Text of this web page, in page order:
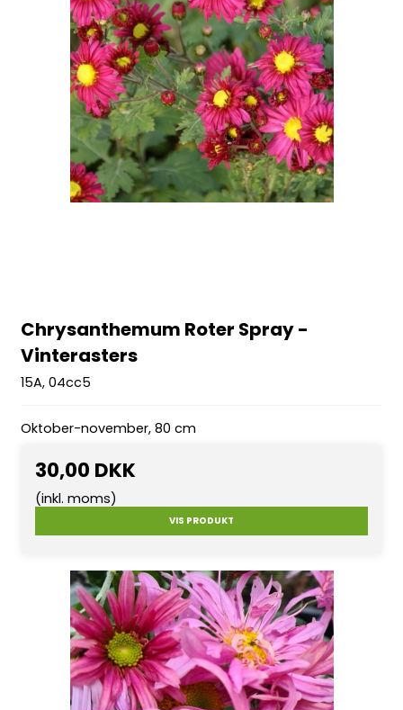
Chrysanthemum Roter Spray -
Vinterasters
15A, 04cc5
Oktober-november, 80 cm
30,00 DKK
(inkl. moms)
VIS PRODUKT